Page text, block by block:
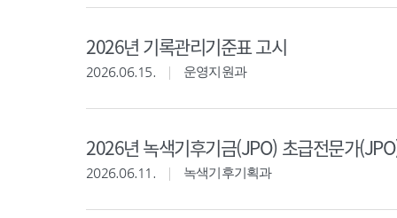
2026년 기록관리기준표 고시
2026.06.15. 운영지원과
2026년 녹색기후기금(JPO) 초급전문가
2026.06.11. 녹색기후기획과